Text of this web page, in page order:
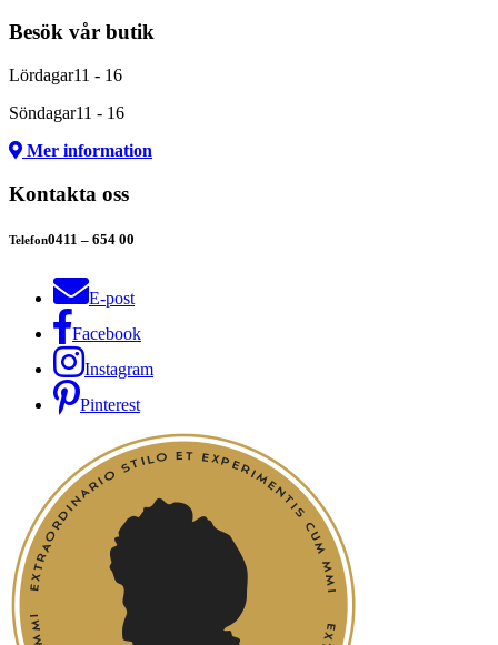
Besök vår butik
Lördagar11 - 16
Söndagar11 - 16
Mer information
Kontakta oss
Telefon0411 – 654 00
E-post
Facebook
Instagram
Pinterest